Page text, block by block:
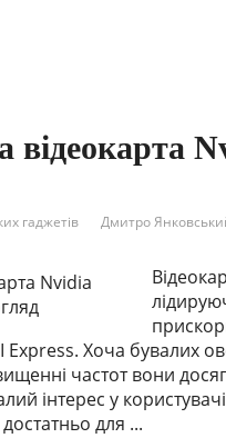
відеокарта
гаджетів Дмитро
Хоча бувалих
частот вони
інтерес у
достатньо для ...